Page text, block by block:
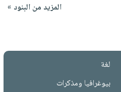
المزيد من البنود »
لغة
بيوغرافيا ومذكرات